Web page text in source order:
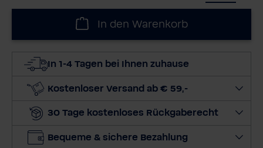
e
e
e
g
In den Warenkorb
In 1-4 Tagen bei Ihnen zuhause
Kostenloser Versand ab € 59,-
30 Tage kostenloses Rückgaberecht
Bequeme & sichere Bezahlung